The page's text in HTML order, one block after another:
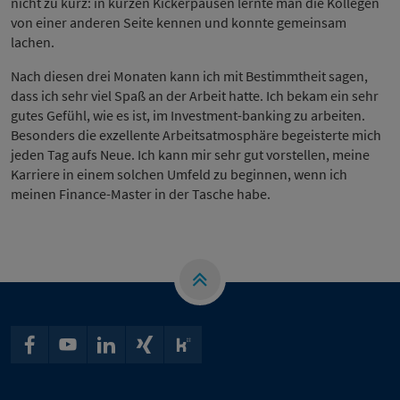
von einer anderen Seite kennen und konnte gemeinsam
lachen.
Nach diesen drei Monaten kann ich mit Bestimmtheit sagen,
dass ich sehr viel Spaß an der Arbeit hatte. Ich bekam ein sehr
gutes Gefühl, wie es ist, im Investment-banking zu arbeiten.
Besonders die exzellente Arbeitsatmosphäre begeisterte mich
jeden Tag aufs Neue. Ich kann mir sehr gut vorstellen, meine
Karriere in einem solchen Umfeld zu beginnen, wenn ich
meinen Finance-Master in der Tasche habe.